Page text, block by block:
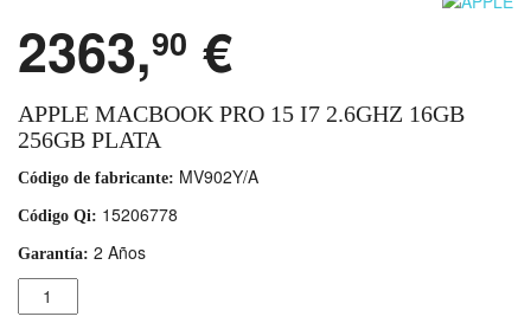
2363,90 €
APPLE MACBOOK PRO 15 I7 2.6GHZ 16GB
256GB PLATA
Código de fabricante: MV902Y/A
Código Qi: 15206778
Garantía: 2 Años
Cantidad